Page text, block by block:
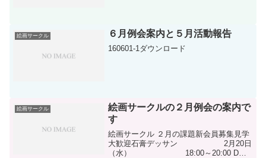
絵画サークル ６月例会案内と５月活動報告
160601-1ダウンロード
絵画サークル
絵画サークルの２月例会の案内で
す
絵画サークル ２月の課題新会員募集見学
大歓迎石膏デッサン 2月20日
（水） 18:00～20:00 D棟